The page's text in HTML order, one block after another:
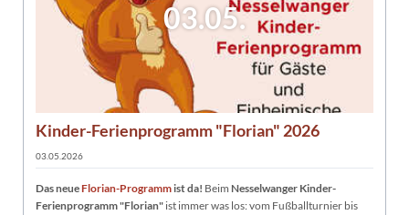
03.05.
Kinder-Ferienprogramm "Florian" 2026
03.05.2026
Das neueFlorian-Programmist da! Beim Nesselwanger Kinder-
Ferienprogramm "Florian" ist immer was los: vom Fußballturnier bis